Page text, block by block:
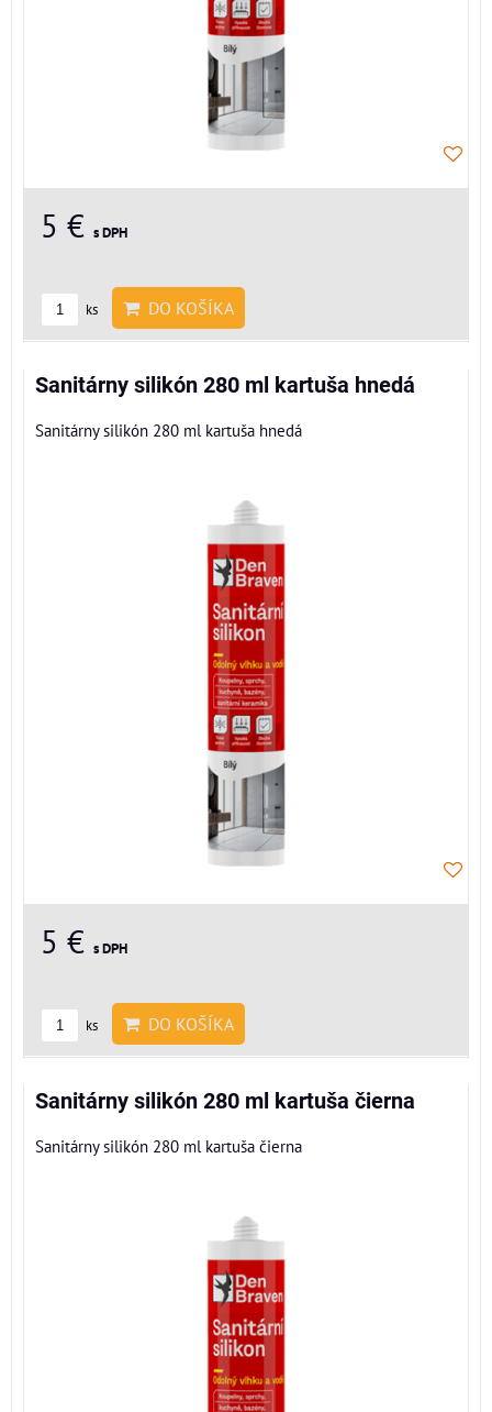
5 € s DPH
ks DO KOŠÍKA
Sanitárny silikón 280 ml kartuša hnedá
Sanitárny silikón 280 ml kartuša hnedá
5 € s DPH
ks DO KOŠÍKA
Sanitárny silikón 280 ml kartuša čierna
Sanitárny silikón 280 ml kartuša čierna